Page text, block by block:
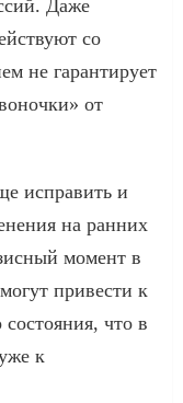
Даже
со
не гарантирует
от
исправить и
на ранних
момент в
привести к
что в
к